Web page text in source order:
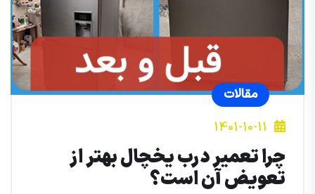
مقالات
1401-10-11
چرا تعمیر درب یخچال بهتر از
تعویض آن است؟